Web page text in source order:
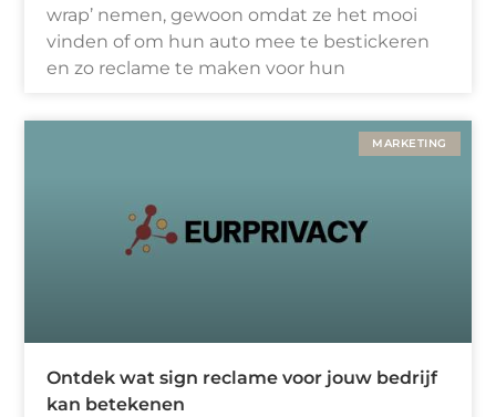
wrap’ nemen, gewoon omdat ze het mooi
vinden of om hun auto mee te bestickeren
en zo reclame te maken voor hun
MARKETING
Ontdek wat sign reclame voor jouw bedrijf
kan betekenen